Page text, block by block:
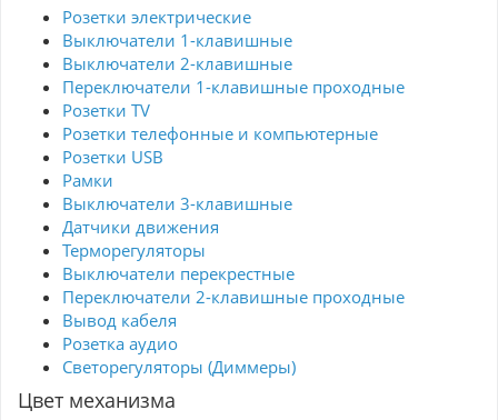
Розетки электрические
Выключатели 1-клавишные
Выключатели 2-клавишные
Переключатели 1-клавишные проходные
Розетки TV
Розетки телефонные и компьютерные
Розетки USB
Рамки
Выключатели 3-клавишные
Датчики движения
Терморегуляторы
Выключатели перекрестные
Переключатели 2-клавишные проходные
Вывод кабеля
Розетка аудио
Светорегуляторы (Диммеры)
Цвет механизма